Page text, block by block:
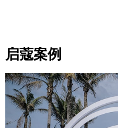
启蔻案例